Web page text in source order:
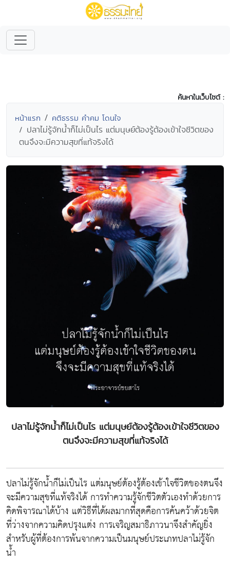
ค้นหาในเว็บไซต์ :
หน้าแรก คติธรรม คำคม โดนใจ
ปลาไม่รู้จักน้ำก็ไม่เป็นไร แต่มนุษย์ต้องรู้ต้องเข้าใจชีวิตของ
ตนจึงจะมีความสุขที่แท้จริงได้
ปลาไม่รู้จักน้ำก็ไม่เป็นไร แต่มนุษย์ต้องรู้ต้องเข้าใจชีวิตของ
ตนจึงจะมีความสุขที่แท้จริงได้
ปลาไม่รู้จักน้ำก็ไม่เป็นไร แต่มนุษย์ต้องรู้ต้องเข้าใจชีวิตของตนจึง
จะมีความสุขที่แท้จริงได้ การทำความรู้จักชีวิตตัวเองทำด้วยการ
คิดพิจารณาได้บ้าง แต่วิธีที่ได้ผลมากที่สุดคือการค้นคว้าด้วยจิต
ที่ว่างจากความคิดปรุงแต่ง การเจริญสมาธิภาวนาจึงสำคัญยิ่ง
สำหรับผู้ที่ต้องการพ้นจากความเป็นมนุษย์ประเภทปลาไม่รู้จัก
น้ำ